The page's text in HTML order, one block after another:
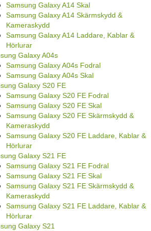
Samsung Galaxy A14 Skal
Samsung Galaxy A14 Skärmskydd &
Kameraskydd
Samsung Galaxy A14 Laddare, Kablar &
Hörlurar
Galaxy A04s
Samsung Galaxy A04s Fodral
Samsung Galaxy A04s Skal
Galaxy S20 FE
Samsung Galaxy S20 FE Fodral
Samsung Galaxy S20 FE Skal
Samsung Galaxy S20 FE Skärmskydd &
Kameraskydd
Samsung Galaxy S20 FE Laddare, Kablar &
Hörlurar
Galaxy S21 FE
Samsung Galaxy S21 FE Fodral
Samsung Galaxy S21 FE Skal
Samsung Galaxy S21 FE Skärmskydd &
Kameraskydd
Samsung Galaxy S21 FE Laddare, Kablar &
Hörlurar
Galaxy S21